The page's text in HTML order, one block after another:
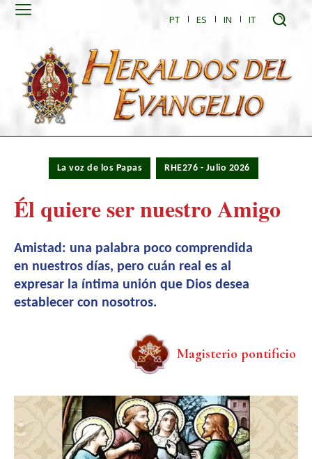
PT ES IN IT
La voz de los Papas RHE276 - Julio 2026
Él quiere ser nuestro Amigo
Amistad: una palabra poco comprendida
en nuestros días, pero cuán real es al
expresar la íntima unión que Dios desea
establecer con nosotros.
Magisterio pontificio